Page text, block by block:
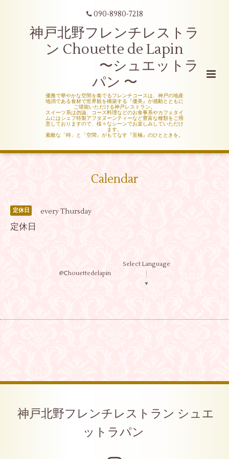
090-8980-7218
神戸北野フレンチレストラ
ン Chouette de Lapin
〜シュエットラ
パン 〜
優雅で華やかな空間を奏でるフレンチコースは、神戸の地産
地消である食材で世界観を構築する『優美』が感動とともに
ご堪能いただける神戸レストラン。
スイーツ系は勿論、コース料理などのお食事系やカフェタイ
ムにはシェフ特製アフタヌーンティーなど豊富な種類をご用
意しておりますので、様々なシーンでお楽しみしていただけ
ます。
素敵な「時」と「空間」がもてなす『至極』のひとときを。
Calendar
定休日 every Thursday
定休日
@Ⅽhouettedelapin
Select Language
▼
神戸北野フレンチレストラン シュエ
ットラパン